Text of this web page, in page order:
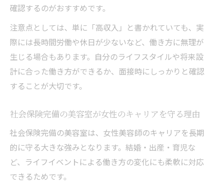
確認するのがおすすめです。
注意点としては、単に「高収入」と書かれていても、実
際には長時間労働や休日が少ないなど、働き方に無理が
生じる場合もあります。自分のライフスタイルや将来設
計に合った働き方ができるか、面接時にしっかりと確認
することが大切です。
社会保険完備の美容室が女性のキャリアを守る理由
社会保険完備の美容室は、女性美容師のキャリアを長期
的に守る大きな強みとなります。結婚・出産・育児な
ど、ライフイベントによる働き方の変化にも柔軟に対応
できるためです。